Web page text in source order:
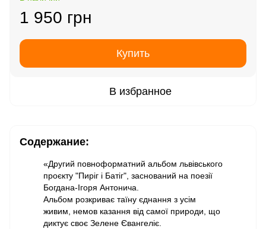
1 950 грн
Купить
В избранное
Содержание:
«Другий повноформатний альбом львівського
проєкту "Пиріг і Батіг", заснований на поезії
Богдана-Ігоря Антонича.
Альбом розкриває таїну єднання з усім
живим, немов казання від самої природи, що
диктує своє Зелене Євангеліє.